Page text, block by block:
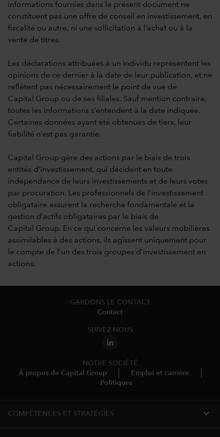
informations fournies dans le présent document ne
constituent pas une offre de conseil en investissement, en
fiscalité ou autre, ni une sollicitation à l’achat ou à la
vente de titres.
Les déclarations attribuées à un individu représentent les
opinions de ce dernier à la date de leur publication, et ne
reflètent pas nécessairement le point de vue de
Capital Group ou de ses filiales. Sauf mention contraire,
toutes les informations s’entendent à la date indiquée.
Certaines données ayant été obtenues de tiers, leur
fiabilité n’est pas garantie.
Capital Group gère des actions par le biais de trois
entités d’investissement, qui décident en toute
indépendance de leurs investissements et de leurs votes
par procuration. Les professionnels de l’investissement
obligataire assurent la recherche fondamentale et la
gestion d’actifs obligataires par le biais de
Capital Group. En ce qui concerne les valeurs mobilières
assimilables à des actions, ils agissent uniquement pour
le compte de l’un des trois groupes d’investissement en
actions.
GARDONS LE CONTACT
Contact
SUIVEZ-NOUS
NOTRE SOCIÉTÉ
À propos de Capital Group
Emploi et carrière
Politiques
COMPÉTENCES ET STRATÉGIES expand_more